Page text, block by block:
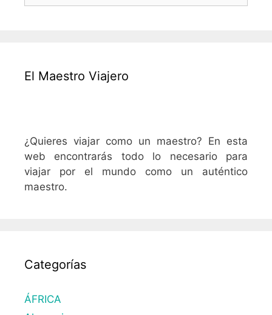
El Maestro Viajero
¿Quieres viajar como un maestro? En esta
web encontrarás todo lo necesario para
viajar por el mundo como un auténtico
maestro.
Categorías
ÁFRICA